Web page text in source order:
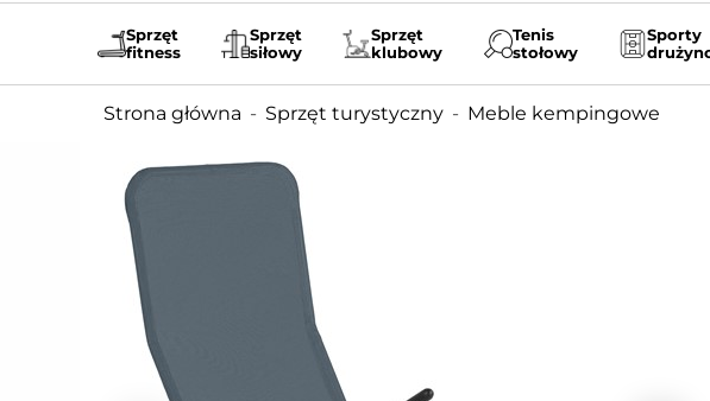
Sprzęt
fitness
Sprzęt
siłowy
Sprzęt
klubowy
Tenis
stołowy
Sporty
Strona główna Sprzęt turystyczny Meble kempingowe